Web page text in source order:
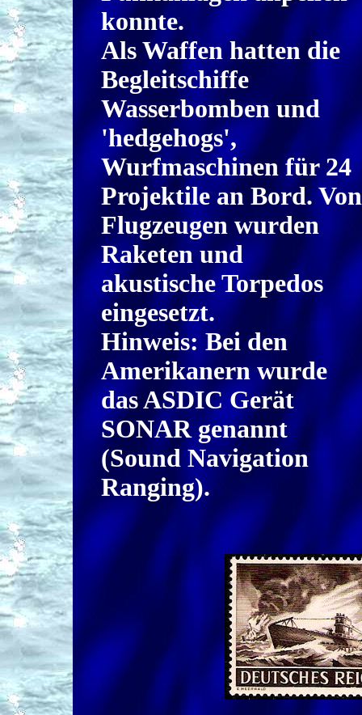
konnte.
Als Waffen hatten die
Begleitschiffe
Wasserbomben und
'hedgehogs',
Wurfmaschinen für 24
Projektile an Bord. Von
Flugzeugen wurden
Raketen und
akustische Torpedos
eingesetzt.
Hinweis: Bei den
Amerikanern wurde
das ASDIC Gerät
SONAR genannt
(Sound Navigation
Ranging).